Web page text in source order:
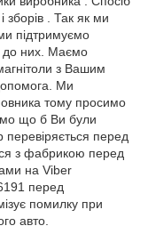
зборів . Так як ми
підтримуємо
до них. Маємо
з Вашим
Ми
тому просимо
що б Ви були
перевіряється перед
з фабрикою перед
на Viber
перед
помилку при
авто.